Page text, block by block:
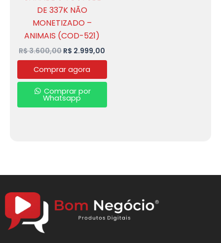
DE 337K NÃO
MONETIZADO –
ANIMAIS (COD-521)
R$3.600,00R$ 2.999,00
Comprar agora
Comprar por
Whatsapp